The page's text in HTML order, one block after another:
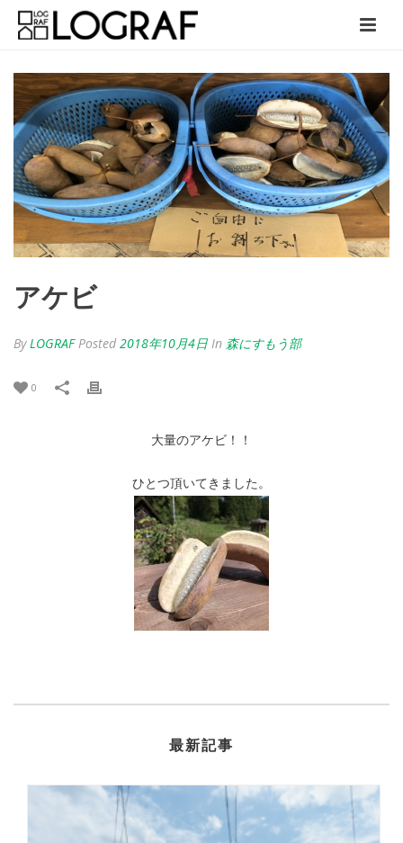
アケビ
ByLOGRAF Posted 2018年10月4日 In 森にすもう部
0
大量のアケビ！！
ひとつ頂いてきました。
最新記事